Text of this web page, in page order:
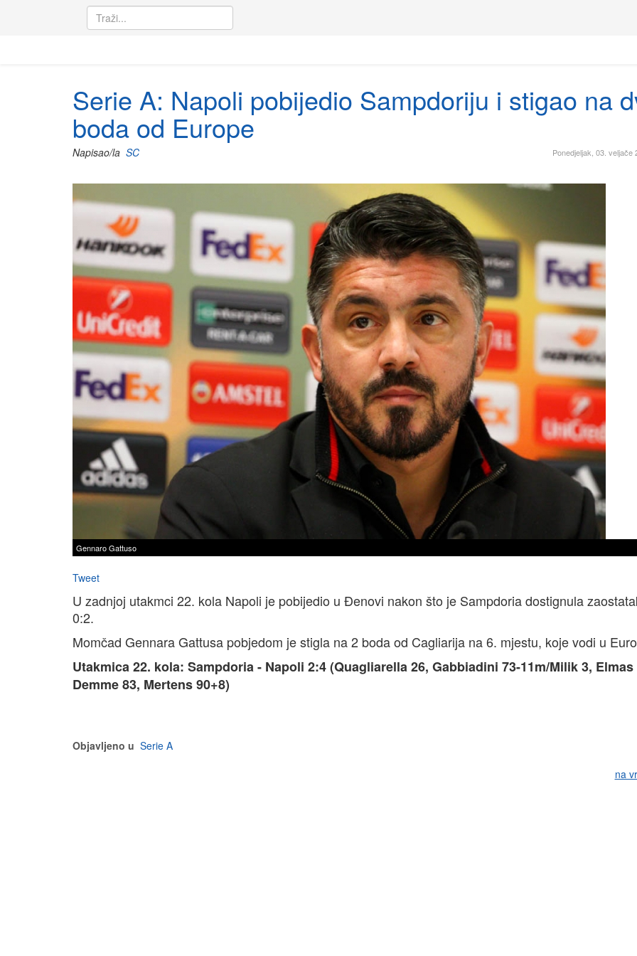
Serie A: Napoli pobijedio Sampdoriju i stigao na
boda od Europe
Ponedjeljak, 03. veljače
Napisao/la SC
Gennaro Gattuso
Tweet
U zadnjoj utakmci 22. kola Napoli je pobijedio u Đenovi nakon što je Sampdoria dostignula
0:2.
Momčad Gennara Gattusa pobjedom je stigla na 2 boda od Cagliarija na 6. mjestu, koje vodi u
Utakmica 22. kola: Sampdoria - Napoli 2:4 (Quagliarella 26, Gabbiadini 73-11m/Milik 3, Elmas
Demme 83, Mertens 90+8)
Objavljeno u Serie A
na